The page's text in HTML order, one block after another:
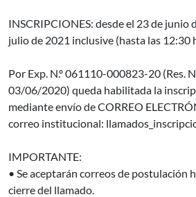
INSCRIPCIONES: desde el 23 de junio
julio de 2021 inclusive (hasta las 12:30
Por Exp. N.º 061110-000823-20 (Res.
03/06/2020) queda habilitada la
mediante envío de CORREO
correo institucional:
IMPORTANTE:
• Se aceptarán correos de postulación
cierre del llamado.